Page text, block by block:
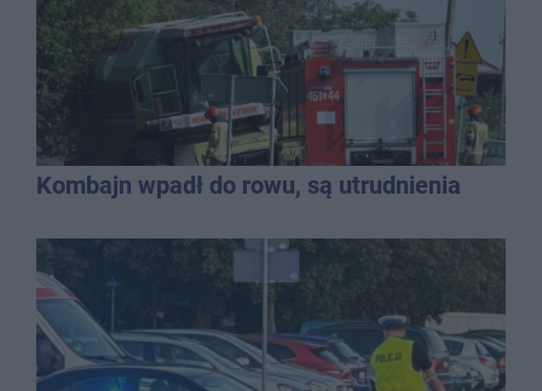
Kombajn wpadł do rowu, są utrudnienia